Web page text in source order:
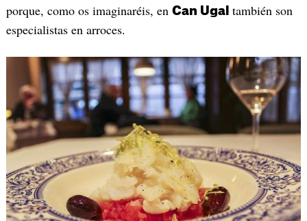
porque, como os imaginaréis, en Can Ugal también son
especialistas en arroces.